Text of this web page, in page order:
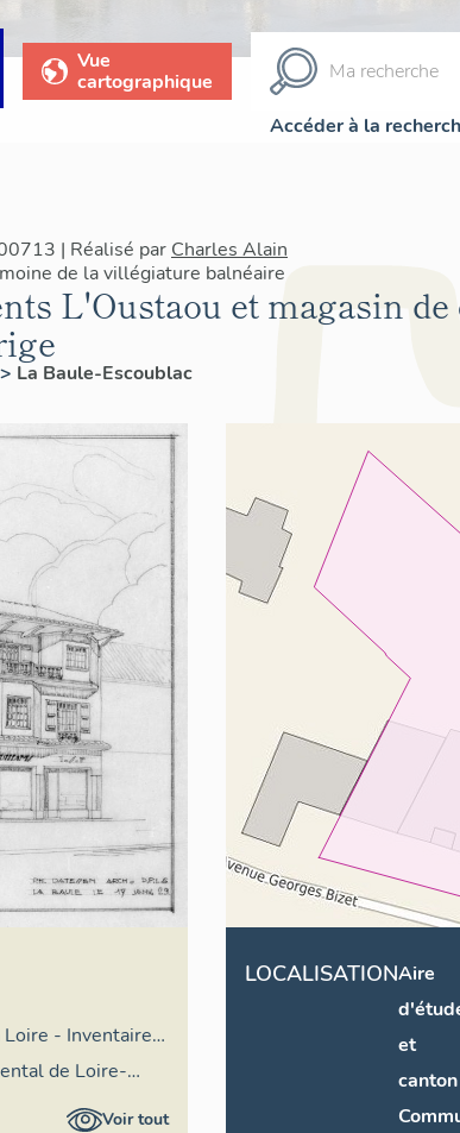
Vue
cartographique
Accéder à la
| Réalisé par Charles Alain
de la villégiature balnéaire
L'Oustaou et magasin de
> La Baule-Escoublac
Loire - Inventaire
de Loire-
Voir tout
LOCALISATIONAire
et
canton